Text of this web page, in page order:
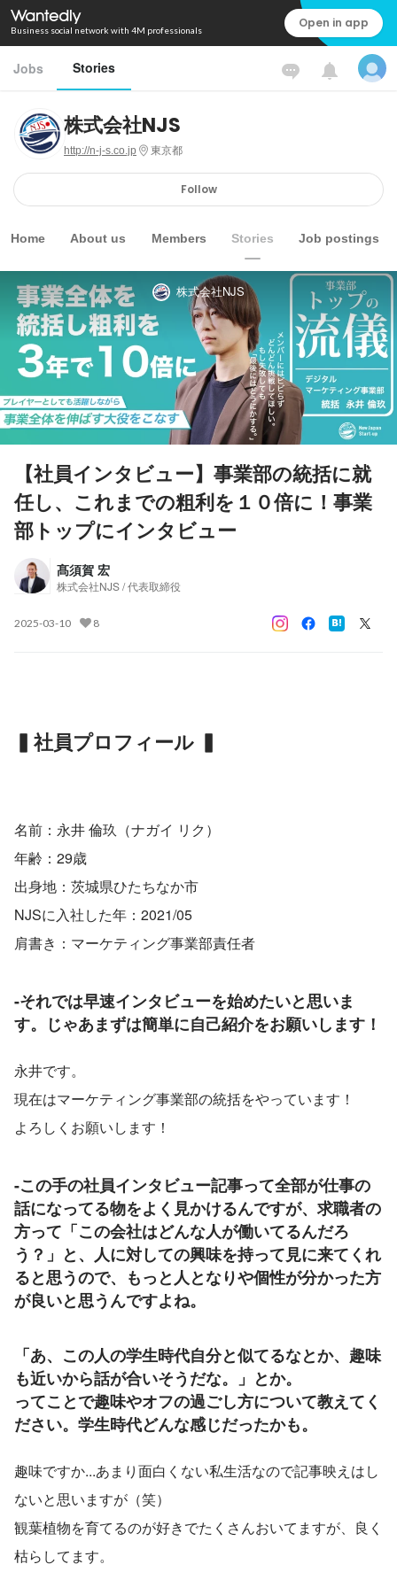
Business social network with 4M professionals Open in app
Jobs Stories
株式会社NJS
http://n-j-s.co.jp 東京都
Follow
Home About us Members Stories Job postings
株式会社NJS
【社員インタビュー】事業部の統括に就
任し、これまでの粗利を１０倍に！事業
部トップにインタビュー
髙須賀 宏
株式会社NJS / 代表取締役
2025-03-10 8
▍社員プロフィール ▍
名前：永井 倫玖（ナガイ リク）
年齢：29歳
出身地：茨城県ひたちなか市
NJSに入社した年：2021/05
肩書き：マーケティング事業部責任者
-それでは早速インタビューを始めたいと思いま
す。じゃあまずは簡単に自己紹介をお願いします！
永井です。
現在はマーケティング事業部の統括をやっています！
よろしくお願いします！
-この手の社員インタビュー記事って全部が仕事の
話になってる物をよく見かけるんですが、求職者の
方って「この会社はどんな人が働いてるんだろ
う？」と、人に対しての興味を持って見に来てくれ
ると思うので、もっと人となりや個性が分かった方
が良いと思うんですよね。
「あ、この人の学生時代自分と似てるなとか、趣味
も近いから話が合いそうだな。」とか。
ってことで趣味やオフの過ごし方について教えてく
ださい。学生時代どんな感じだったかも。
趣味ですか...あまり面白くない私生活なので記事映えはし
ないと思いますが（笑）
観葉植物を育てるのが好きでたくさんおいてますが、良く
枯らしてます。